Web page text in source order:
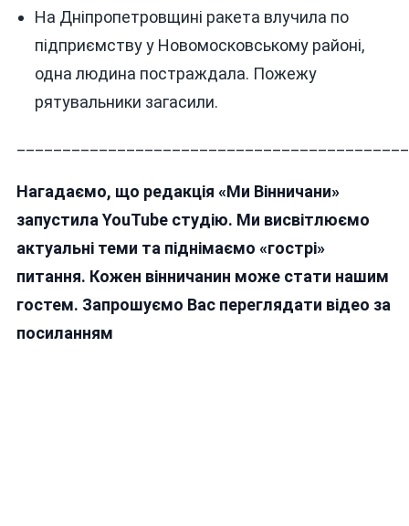
На Дніпропетровщині ракета влучила по
підприємству у Новомосковському районі,
одна людина постраждала. Пожежу
рятувальники загасили.
Нагадаємо, що редакція «Ми Вінничани»
запустила YouTube студію. Ми висвітлюємо
актуальні теми та піднімаємо «гострі»
питання. Кожен вінничанин може стати нашим
гостем. Запрошуємо Вас переглядати відео за
посиланням